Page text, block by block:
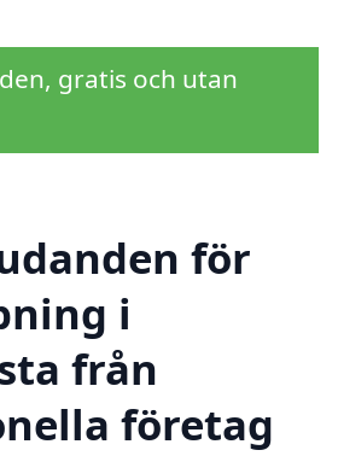
gratis och utan
för
i
från
företag